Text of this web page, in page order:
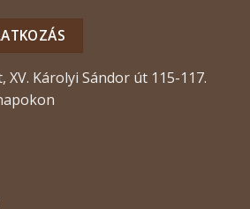
XV. Károlyi Sándor út 115-117.